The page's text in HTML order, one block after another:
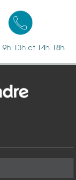
9h-13h et 14h-18h